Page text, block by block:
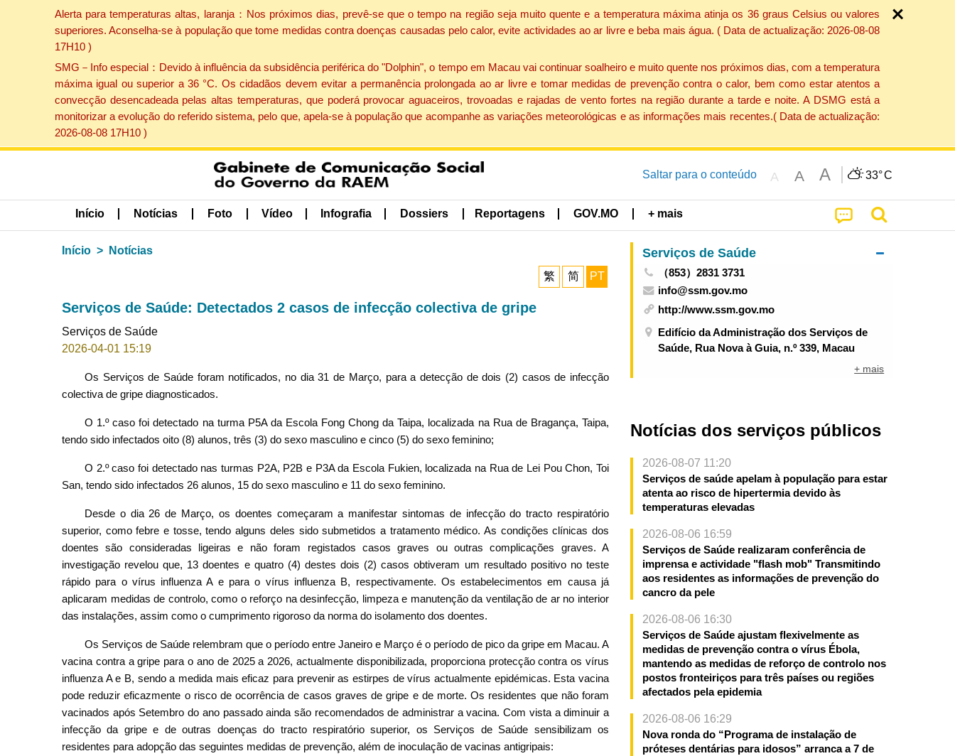
Alerta para temperaturas altas, laranja：Nos próximos dias, prevê-se que o tempo na região seja muito quente e a temperatura máxima atinja os 36 graus Celsius ou valores
superiores. Aconselha-se à população que tome medidas contra doenças causadas pelo calor, evite actividades ao ar livre e beba mais água. ( Data de actualização: 2026-08-08
17H10 )
SMG－Info especial：Devido à influência da subsidência periférica do "Dolphin", o tempo em Macau vai continuar soalheiro e muito quente nos próximos dias, com a temperatura
máxima igual ou superior a 36 °C. Os cidadãos devem evitar a permanência prolongada ao ar livre e tomar medidas de prevenção contra o calor, bem como estar atentos a
convecção desencadeada pelas altas temperaturas, que poderá provocar aguaceiros, trovoadas e rajadas de vento fortes na região durante a tarde e noite. A DSMG está a
monitorizar a evolução do referido sistema, pelo que, apela-se à população que acompanhe as variações meteorológicas e as informações mais recentes.( Data de actualização:
2026-08-08 17H10 )
Saltar para o conteúdo A A A 33°C
Início Notícias Foto Vídeo Infografia Dossiers Reportagens GOV.MO + mais
Início Notícias
繁 简 PT
Serviços de Saúde: Detectados 2 casos de infecção colectiva de gripe
Serviços de Saúde
2026-04-01 15:19
Os Serviços de Saúde foram notificados, no dia 31 de Março, para a detecção de dois (2) casos de infecção
colectiva de gripe diagnosticados.
O 1.º caso foi detectado na turma P5A da Escola Fong Chong da Taipa, localizada na Rua de Bragança, Taipa,
tendo sido infectados oito (8) alunos, três (3) do sexo masculino e cinco (5) do sexo feminino;
O 2.º caso foi detectado nas turmas P2A, P2B e P3A da Escola Fukien, localizada na Rua de Lei Pou Chon, Toi
San, tendo sido infectados 26 alunos, 15 do sexo masculino e 11 do sexo feminino.
Desde o dia 26 de Março, os doentes começaram a manifestar sintomas de infecção do tracto respiratório
superior, como febre e tosse, tendo alguns deles sido submetidos a tratamento médico. As condições clínicas dos
doentes são consideradas ligeiras e não foram registados casos graves ou outras complicações graves. A
investigação revelou que, 13 doentes e quatro (4) destes dois (2) casos obtiveram um resultado positivo no teste
rápido para o vírus influenza A e para o vírus influenza B, respectivamente. Os estabelecimentos em causa já
aplicaram medidas de controlo, como o reforço na desinfecção, limpeza e manutenção da ventilação de ar no interior
das instalações, assim como o cumprimento rigoroso da norma do isolamento dos doentes.
Os Serviços de Saúde relembram que o período entre Janeiro e Março é o período de pico da gripe em Macau. A
vacina contra a gripe para o ano de 2025 a 2026, actualmente disponibilizada, proporciona protecção contra os vírus
influenza A e B, sendo a medida mais eficaz para prevenir as estirpes de vírus actualmente epidémicas. Esta vacina
pode reduzir eficazmente o risco de ocorrência de casos graves de gripe e de morte. Os residentes que não foram
vacinados após Setembro do ano passado ainda são recomendados de administrar a vacina. Com vista a diminuir a
infecção da gripe e de outras doenças do tracto respiratório superior, os Serviços de Saúde sensibilizam os
residentes para adopção das seguintes medidas de prevenção, além de inoculação de vacinas antigripais:
Serviços de Saúde
（853）2831 3731
info@ssm.gov.mo
http://www.ssm.gov.mo
Edifício da Administração dos Serviços de
Saúde, Rua Nova à Guia, n.º 339, Macau
+ mais
Notícias dos serviços públicos
2026-08-07 11:20
Serviços de saúde apelam à população para estar
atenta ao risco de hipertermia devido às
temperaturas elevadas
2026-08-06 16:59
Serviços de Saúde realizaram conferência de
imprensa e actividade "flash mob" Transmitindo
aos residentes as informações de prevenção do
cancro da pele
2026-08-06 16:30
Serviços de Saúde ajustam flexivelmente as
medidas de prevenção contra o vírus Ébola,
mantendo as medidas de reforço de controlo nos
postos fronteiriços para três países ou regiões
afectados pela epidemia
2026-08-06 16:29
Nova ronda do “Programa de instalação de
próteses dentárias para idosos” arranca a 7 de